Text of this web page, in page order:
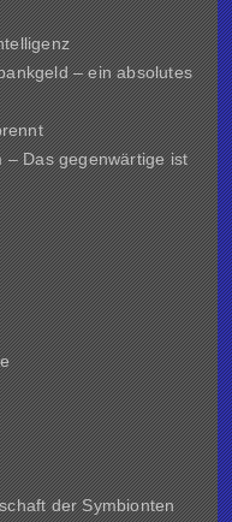
– ein absolutes
– Das gegenwärtige ist
der Symbionten